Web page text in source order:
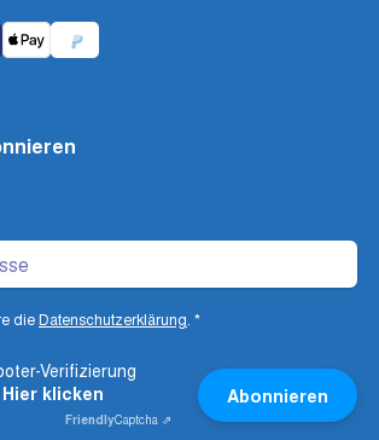
dieDatenschutzerklärung *
Verifizierung
Hier klicken
FriendlyCaptcha ⇗
Abonnieren